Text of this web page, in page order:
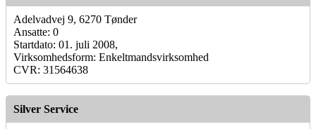
Adelvadvej 9, 6270 Tønder
Ansatte: 0
Startdato: 01. juli 2008,
Virksomhedsform: Enkeltmandsvirksomhed
CVR: 31564638
Silver Service